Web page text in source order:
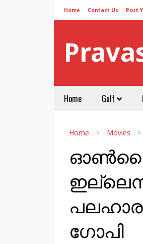
Home Contact Us Post
Home Gulf
Home Movies
ഗോപി